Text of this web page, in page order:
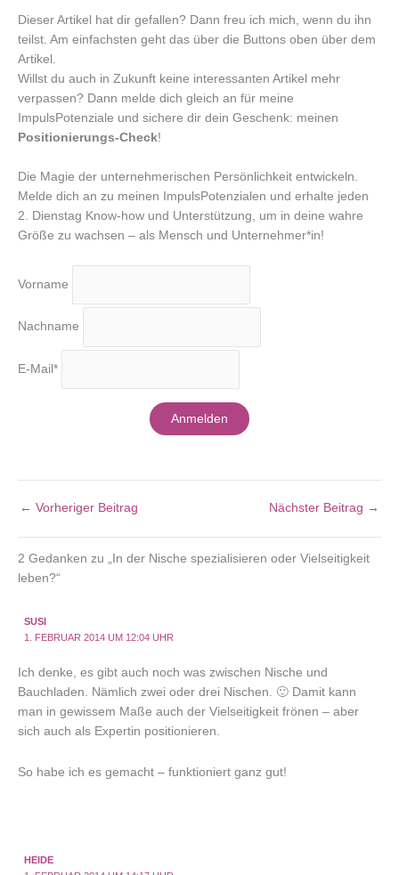
Dieser Artikel hat dir gefallen? Dann freu ich mich, wenn du ihn
teilst. Am einfachsten geht das über die Buttons oben über dem
Artikel.
Willst du auch in Zukunft keine interessanten Artikel mehr
verpassen? Dann melde dich gleich an für meine
ImpulsPotenziale und sichere dir dein Geschenk: meinen
Positionierungs-Check!
Die Magie der unternehmerischen Persönlichkeit entwickeln.
Melde dich an zu meinen ImpulsPotenzialen und erhalte jeden
2. Dienstag Know-how und Unterstützung, um in deine wahre
Größe zu wachsen – als Mensch und Unternehmer*in!
Vorname
Nachname
E-Mail*
Anmelden
← Vorheriger Beitrag Nächster Beitrag →
2 Gedanken zu „In der Nische spezialisieren oder Vielseitigkeit
leben?“
SUSI
1. FEBRUAR 2014 UM 12:04 UHR
Ich denke, es gibt auch noch was zwischen Nische und
Bauchladen. Nämlich zwei oder drei Nischen. 🙂 Damit kann
man in gewissem Maße auch der Vielseitigkeit frönen – aber
sich auch als Expertin positionieren.
So habe ich es gemacht – funktioniert ganz gut!
HEIDE